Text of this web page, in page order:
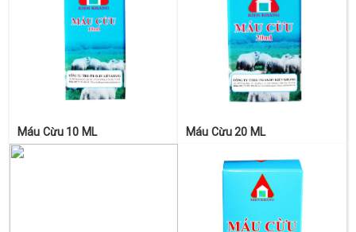
Máu Cừu 10 ML Máu Cừu 20 ML